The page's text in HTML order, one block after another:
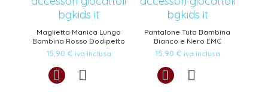
Maglietta Manica Lunga
Bambina Rosso Dodipetto
15,90 € iva inclusa
Pantalone Tuta Bambina
Bianco e Nero EMC
15,90 € iva inclusa